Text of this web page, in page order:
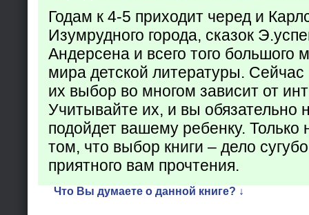
Годам к 4-5 приходит черед и
Изумрудного города, сказок
Андерсена и всего того большого
мира детской литературы. Сейчас
их выбор во многом зависит от
Учитывайте их, и вы обязательно
подойдет вашему ребенку. Только
том, что выбор книги – дело
приятного вам прочтения.
Что Вы думаете о данной книге? ↓